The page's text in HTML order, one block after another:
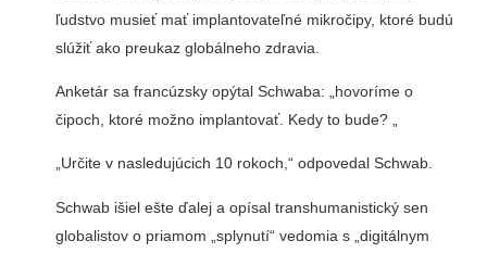
ľudstvo musieť mať implantovateľné mikročipy, ktoré budú
slúžiť ako preukaz globálneho zdravia.
Anketár sa francúzsky opýtal Schwaba: „hovoríme o
čipoch, ktoré možno implantovať. Kedy to bude? „
„Určite v nasledujúcich 10 rokoch,“ odpovedal Schwab.
Schwab išiel ešte ďalej a opísal transhumanistický sen
globalistov o priamom „splynutí“ vedomia s „digitálnym